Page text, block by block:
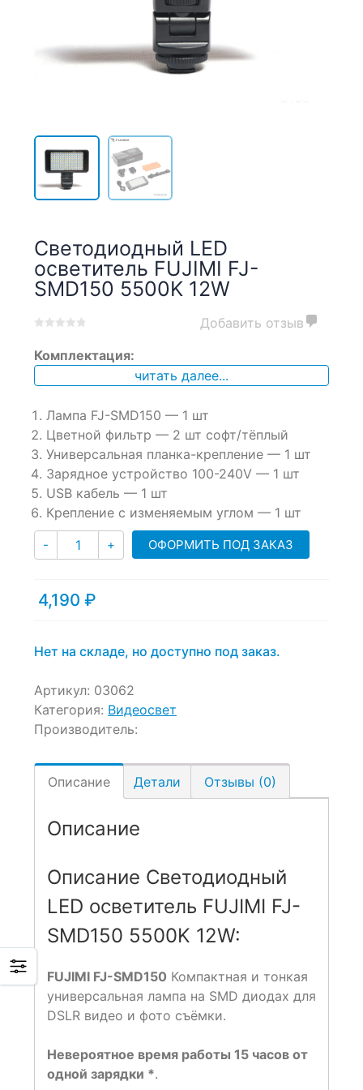
Светодиодный LED
осветитель FUJIMI FJ-
SMD150 5500K 12W
out
of
based
customer
ratings
Добавить отзыв
Комплектация:
читать далее...
Лампа FJ-SMD150 — 1 шт
Цветной фильтр — 2 шт софт/тёплый
Универсальная планка-крепление — 1 шт
Зарядное устройство 100-240V — 1 шт
USB кабель — 1 шт
Крепление с изменяемым углом — 1 шт
- Количество
+ ОФОРМИТЬ ПОД ЗАКАЗ
4,190 ₽
Нет на складе, но доступно под заказ.
Артикул: 03062
Категория: Видеосвет
Производитель:
Описание Детали Отзывы (0)
Описание
Описание Светодиодный
LED осветитель FUJIMI FJ-
SMD150 5500K 12W:
FUJIMI FJ-SMD150 Компактная и тонкая
универсальная лампа на SMD диодах для
DSLR видео и фото съёмки.
Невероятное время работы 15 часов от
одной зарядки *.